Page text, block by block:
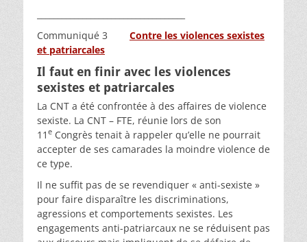
Communiqué 3 Contre les violences sexistes
et patriarcales
Il faut en finir avec les violences
sexistes et patriarcales
La CNT a été confrontée à des affaires de violence
sexiste. La CNT – FTE, réunie lors de son
11 e Congrès tenait à rappeler qu’elle ne pourrait
accepter de ses camarades la moindre violence de
ce type.
Il ne suffit pas de se revendiquer « anti-sexiste »
pour faire disparaître les discriminations,
agressions et comportements sexistes. Les
engagements anti-patriarcaux ne se réduisent pas